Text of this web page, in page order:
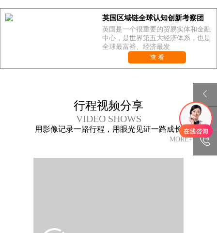
英国区域链全球认知创新考察团
英国是一个很重要的贸易实体和金融
中心，是世界第五大经济体系，也是
全球最富裕、经济最发
查 看
行程视频分享
VIDEO SHOWS
用影像记录一路行程，用眼光见证一路成长
MORE+